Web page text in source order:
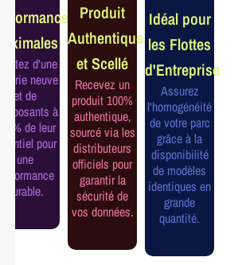
Performance
Maximales
Profitez d'une
batterie neuve
et de
composants à
100% de leur
potentiel pour
une
performance
durable.
Produit
Authentique
et Scellé
Recevez un
produit 100%
authentique,
sourcé via les
distributeurs
officiels pour
garantir la
sécurité de
vos données.
Idéal pour
les Flottes
d'Entreprise
Assurez
l'homogénéité
de votre parc
grâce à la
disponibilité
de modèles
identiques en
grande
quantité.